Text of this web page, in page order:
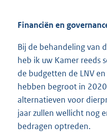
Financiën en
Bij de behandeling van
heb ik uw Kamer reeds
de budgetten de LNV
hebben begroot in
alternatieven voor
jaar zullen wellicht nog
bedragen optreden.